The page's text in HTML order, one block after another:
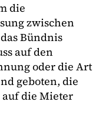
die
zwischen
Bündnis
auf den
oder die Art
geboten, die
auf die Mieter